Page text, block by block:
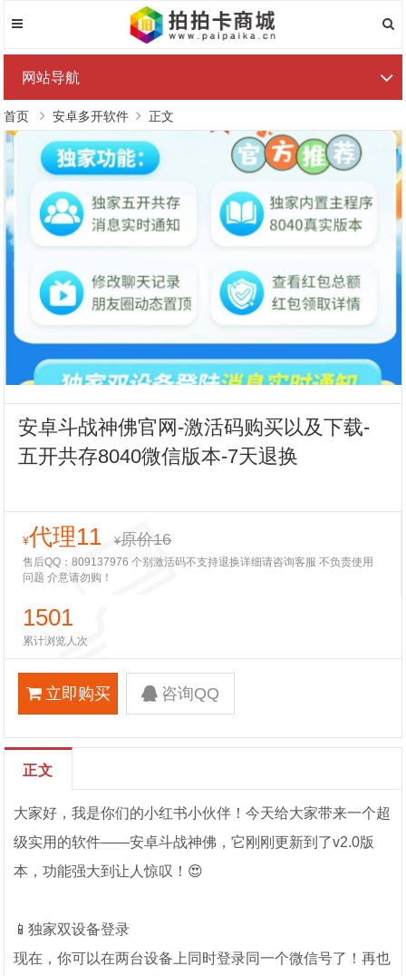
网站导航
首页 安卓多开软件 正文
安卓斗战神佛官网-激活码购买以及下载-
五开共存8040微信版本-7天退换
¥代理11 ¥原价16
售后QQ：809137976 个别激活码不支持退换详细请咨询客服 不负责使用
问题 介意请勿购！
1501
累计浏览人次
立即购买 咨询QQ
正文
大家好，我是你们的小红书小伙伴！今天给大家带来一个超
级实用的软件——安卓斗战神佛，它刚刚更新到了v2.0版
本，功能强大到让人惊叹！😍
📱独家双设备登录
现在，你可以在两台设备上同时登录同一个微信号了！再也